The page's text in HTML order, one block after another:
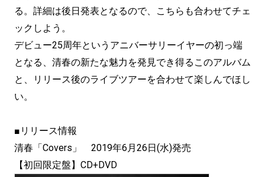
る。詳細は後日発表となるので、こちらも合わせてチェ
ックしよう。
デビュー25周年というアニバーサリーイヤーの初っ端
となる、清春の新たな魅力を発見でき得るこのアルバム
と、リリース後のライブツアーを合わせて楽しんでほし
い。
■リリース情報
清春「Covers」 2019年6月26日(水)発売
【初回限定盤】CD+DVD